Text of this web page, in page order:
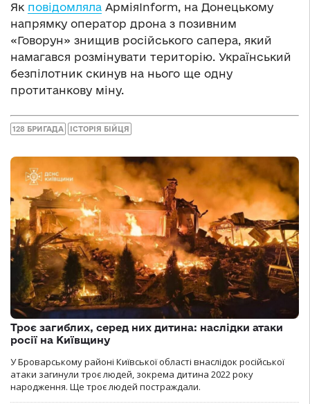
Як повідомляла АрміяInform, на Донецькому
напрямку оператор дрона з позивним
«Говорун» знищив російського сапера, який
намагався розмінувати територію. Український
безпілотник скинув на нього ще одну
протитанкову міну.
128 БРИГАДА ІСТОРІЯ БІЙЦЯ
Троє загиблих, серед них дитина: наслідки атаки
росії на Київщину
У Броварському районі Київської області внаслідок російської
атаки загинули троє людей, зокрема дитина 2022 року
народження. Ще троє людей постраждали.